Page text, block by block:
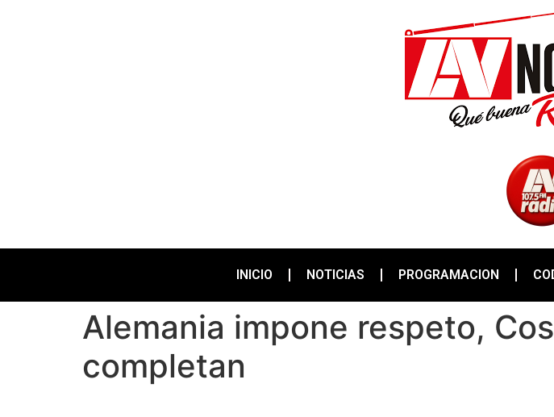
INICIO NOTICIAS PROGRAMACION
Alemania impone respeto,
completan